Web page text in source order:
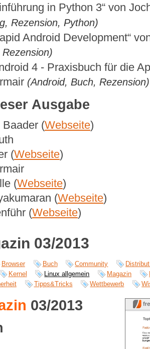
in Python 3“ von
Rezension, Python)
Android Development“
4 - Praxisbuch für die
(Android, Buch, Rezension)
Ausgabe
Baader (Webseite)
(Webseite)
(Webseite)
(Webseite)
(Webseite)
03/2013
Browser Buch Community
Kernel Linux allgemein Magazin
Tipps&Tricks Wettbewerb
03/2013